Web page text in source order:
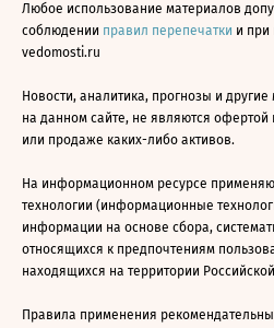
Любое использование материалов
соблюдении правил перепечатки и при
vedomosti.ru
Новости, аналитика, прогнозы и
на данном сайте, не являются офертой
или продаже каких-либо активов.
На информационном ресурсе
технологии (информационные
информации на основе сбора,
относящихся к предпочтениям
находящихся на территории
Правила применения